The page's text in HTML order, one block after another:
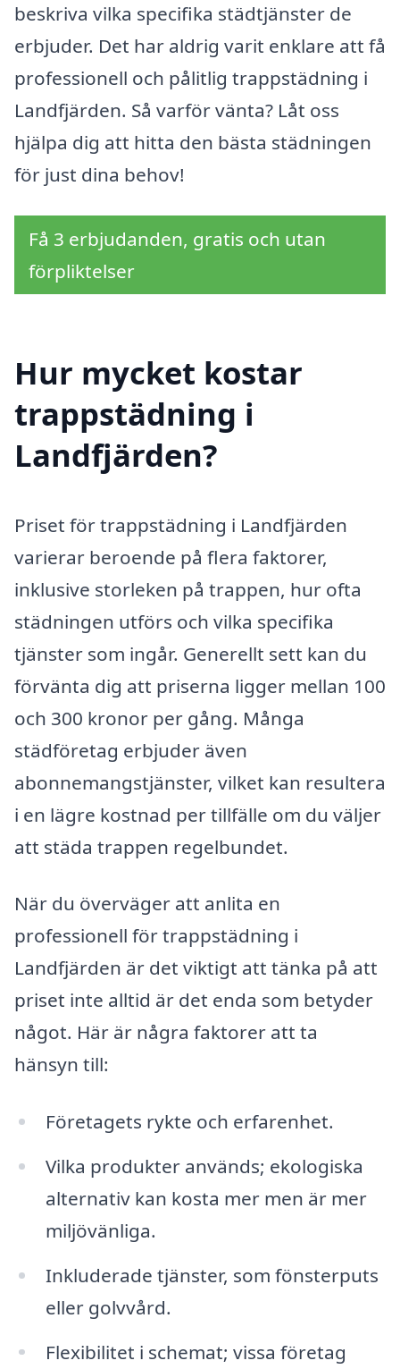
beskriva vilka specifika städtjänster de
erbjuder. Det har aldrig varit enklare att få
professionell och pålitlig trappstädning i
Landfjärden. Så varför vänta? Låt oss
hjälpa dig att hitta den bästa städningen
för just dina behov!
Få 3 erbjudanden, gratis och utan
förpliktelser
Hur mycket kostar
trappstädning i
Landfjärden?
Priset för trappstädning i Landfjärden
varierar beroende på flera faktorer,
inklusive storleken på trappen, hur ofta
städningen utförs och vilka specifika
tjänster som ingår. Generellt sett kan du
förvänta dig att priserna ligger mellan 100
och 300 kronor per gång. Många
städföretag erbjuder även
abonnemangstjänster, vilket kan resultera
i en lägre kostnad per tillfälle om du väljer
att städa trappen regelbundet.
När du överväger att anlita en
professionell för trappstädning i
Landfjärden är det viktigt att tänka på att
priset inte alltid är det enda som betyder
något. Här är några faktorer att ta
hänsyn till:
Företagets rykte och erfarenhet.
Vilka produkter används; ekologiska
alternativ kan kosta mer men är mer
miljövänliga.
Inkluderade tjänster, som fönsterputs
eller golvvård.
Flexibilitet i schemat; vissa företag